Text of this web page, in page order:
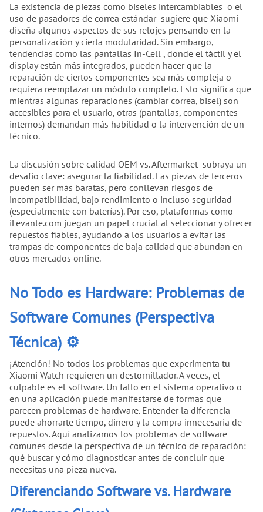
La existencia de piezas como biseles intercambiables o el
uso de pasadores de correa estándar sugiere que Xiaomi
diseña algunos aspectos de sus relojes pensando en la
personalización y cierta modularidad. Sin embargo,
tendencias como las pantallas In-Cell , donde el táctil y el
display están más integrados, pueden hacer que la
reparación de ciertos componentes sea más compleja o
requiera reemplazar un módulo completo. Esto significa que
mientras algunas reparaciones (cambiar correa, bisel) son
accesibles para el usuario, otras (pantallas, componentes
internos) demandan más habilidad o la intervención de un
técnico.
La discusión sobre calidad OEM vs. Aftermarket subraya un
desafío clave: asegurar la fiabilidad. Las piezas de terceros
pueden ser más baratas, pero conllevan riesgos de
incompatibilidad, bajo rendimiento o incluso seguridad
(especialmente con baterías). Por eso, plataformas como
iLevante.com juegan un papel crucial al seleccionar y ofrecer
repuestos fiables, ayudando a los usuarios a evitar las
trampas de componentes de baja calidad que abundan en
otros mercados online.
No Todo es Hardware: Problemas de
Software Comunes (Perspectiva
Técnica) ⚙️
¡Atención! No todos los problemas que experimenta tu
Xiaomi Watch requieren un destornillador. A veces, el
culpable es el software. Un fallo en el sistema operativo o
en una aplicación puede manifestarse de formas que
parecen problemas de hardware. Entender la diferencia
puede ahorrarte tiempo, dinero y la compra innecesaria de
repuestos. Aquí analizamos los problemas de software
comunes desde la perspectiva de un técnico de reparación:
qué buscar y cómo diagnosticar antes de concluir que
necesitas una pieza nueva.
Diferenciando Software vs. Hardware